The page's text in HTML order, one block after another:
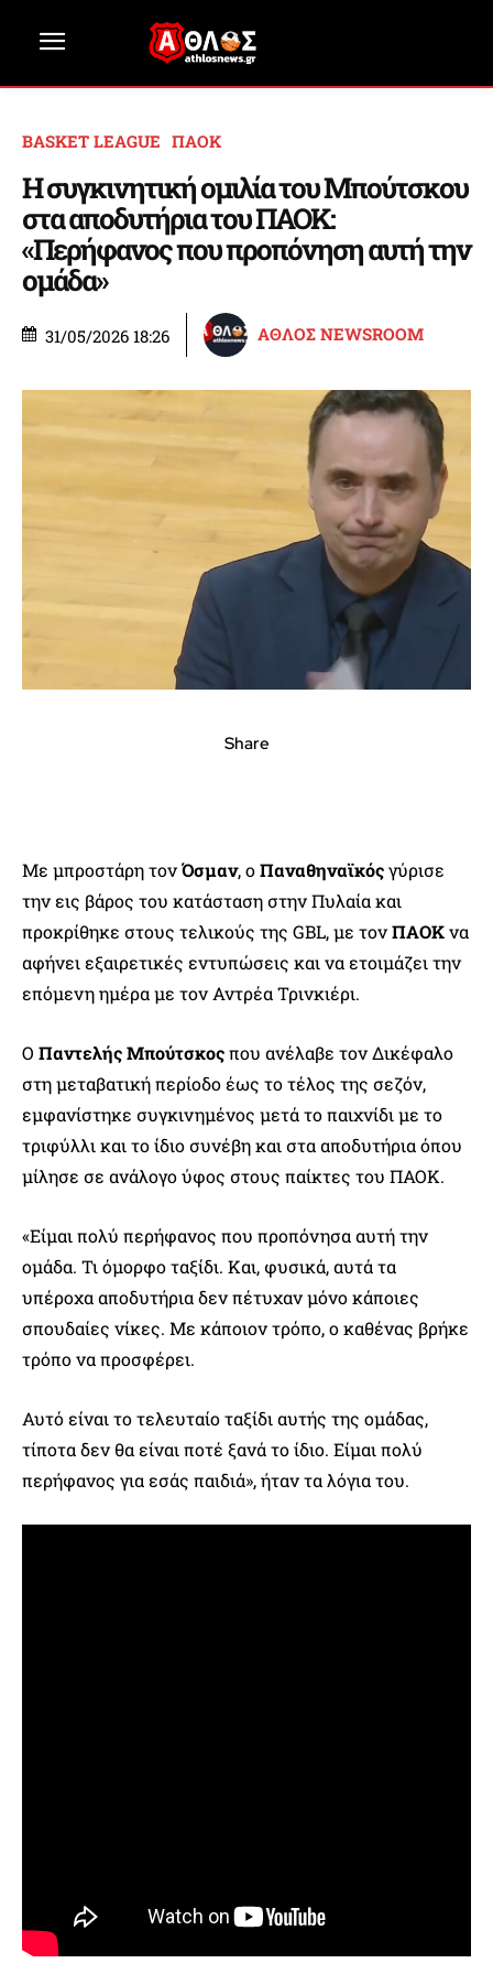
BASKET LEAGUE ΠΑΟΚ
Η συγκινητική ομιλία του Μπούτσκου
στα αποδυτήρια του ΠΑΟΚ:
«Περήφανος που προπόνηση αυτή την
ομάδα»
31/05/2026 18:26 ΑΘΛΟΣ NEWSROOM
Share
Με μπροστάρη τονΌσμαν, οΠαναθηναϊκόςγύρισε
την εις βάρος του κατάσταση στην Πυλαία και
προκρίθηκε στους τελικούς της GBL, με τονΠΑΟΚνα
αφήνει εξαιρετικές εντυπώσεις και να ετοιμάζει την
επόμενη ημέρα με τον Αντρέα Τρινκιέρι.
Ο Παντελής Μπούτσκοςπου ανέλαβε τον Δικέφαλο
στη μεταβατική περίοδο έως το τέλος της σεζόν,
εμφανίστηκε συγκινημένος μετά το παιχνίδι με το
τριφύλλι και το ίδιο συνέβη και στα αποδυτήρια όπου
μίλησε σε ανάλογο ύφος στους παίκτες του ΠΑΟΚ.
«Είμαι πολύ περήφανος που προπόνησα αυτή την
ομάδα. Τι όμορφο ταξίδι. Και, φυσικά, αυτά τα
υπέροχα αποδυτήρια δεν πέτυχαν μόνο κάποιες
σπουδαίες νίκες. Με κάποιον τρόπο, ο καθένας βρήκε
τρόπο να προσφέρει.
Αυτό είναι το τελευταίο ταξίδι αυτής της ομάδας,
τίποτα δεν θα είναι ποτέ ξανά το ίδιο. Είμαι πολύ
περήφανος για εσάς παιδιά», ήταν τα λόγια του.